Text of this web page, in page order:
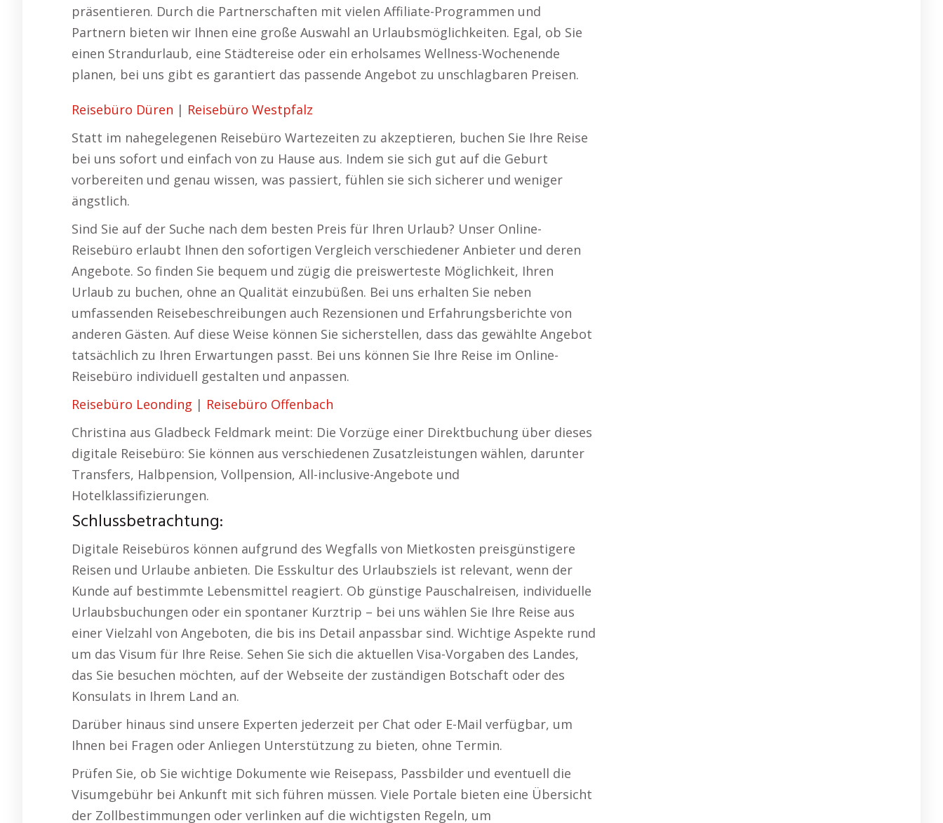
präsentieren. Durch die Partnerschaften mit vielen Affiliate-Programmen und
Partnern bieten wir Ihnen eine große Auswahl an Urlaubsmöglichkeiten. Egal, ob Sie
einen Strandurlaub, eine Städtereise oder ein erholsames Wellness-Wochenende
planen, bei uns gibt es garantiert das passende Angebot zu unschlagbaren Preisen.
Reisebüro Düren | Reisebüro Westpfalz
Statt im nahegelegenen Reisebüro Wartezeiten zu akzeptieren, buchen Sie Ihre Reise
bei uns sofort und einfach von zu Hause aus. Indem sie sich gut auf die Geburt
vorbereiten und genau wissen, was passiert, fühlen sie sich sicherer und weniger
ängstlich.
Sind Sie auf der Suche nach dem besten Preis für Ihren Urlaub? Unser Online-
Reisebüro erlaubt Ihnen den sofortigen Vergleich verschiedener Anbieter und deren
Angebote. So finden Sie bequem und zügig die preiswerteste Möglichkeit, Ihren
Urlaub zu buchen, ohne an Qualität einzubüßen. Bei uns erhalten Sie neben
umfassenden Reisebeschreibungen auch Rezensionen und Erfahrungsberichte von
anderen Gästen. Auf diese Weise können Sie sicherstellen, dass das gewählte Angebot
tatsächlich zu Ihren Erwartungen passt. Bei uns können Sie Ihre Reise im Online-
Reisebüro individuell gestalten und anpassen.
Reisebüro Leonding | Reisebüro Offenbach
Christina aus Gladbeck Feldmark meint: Die Vorzüge einer Direktbuchung über dieses
digitale Reisebüro: Sie können aus verschiedenen Zusatzleistungen wählen, darunter
Transfers, Halbpension, Vollpension, All-inclusive-Angebote und
Hotelklassifizierungen.
Schlussbetrachtung:
Digitale Reisebüros können aufgrund des Wegfalls von Mietkosten preisgünstigere
Reisen und Urlaube anbieten. Die Esskultur des Urlaubsziels ist relevant, wenn der
Kunde auf bestimmte Lebensmittel reagiert. Ob günstige Pauschalreisen, individuelle
Urlaubsbuchungen oder ein spontaner Kurztrip – bei uns wählen Sie Ihre Reise aus
einer Vielzahl von Angeboten, die bis ins Detail anpassbar sind. Wichtige Aspekte rund
um das Visum für Ihre Reise. Sehen Sie sich die aktuellen Visa-Vorgaben des Landes,
das Sie besuchen möchten, auf der Webseite der zuständigen Botschaft oder des
Konsulats in Ihrem Land an.
Darüber hinaus sind unsere Experten jederzeit per Chat oder E-Mail verfügbar, um
Ihnen bei Fragen oder Anliegen Unterstützung zu bieten, ohne Termin.
Prüfen Sie, ob Sie wichtige Dokumente wie Reisepass, Passbilder und eventuell die
Visumgebühr bei Ankunft mit sich führen müssen. Viele Portale bieten eine Übersicht
der Zollbestimmungen oder verlinken auf die wichtigsten Regeln, um